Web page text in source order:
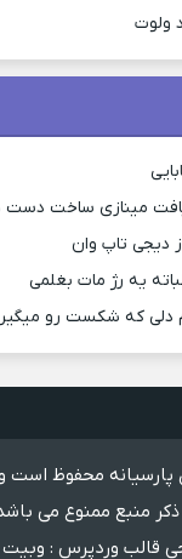
ولوت
مینازی ساخت دست
ديجی تاپ وان
یه رژ مات بغلمی
دلی که شکست رو
محفوظ است
منبع ممنوع می
قالب وردپرس : وبیت